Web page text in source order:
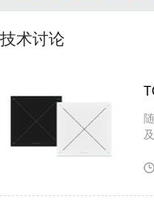
· 面对不断升级的文
· Extron 七月新闻集锦
· 松下投影机赋能
技术讨论